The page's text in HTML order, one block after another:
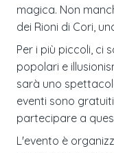
magica. Non
dei Rioni di Cori,
Per i più piccoli, ci
popolari e
sarà uno
eventi sono
partecipare a
L'evento è